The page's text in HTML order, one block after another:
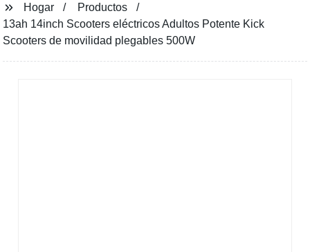
Hogar
Productos
13ah 14inch Scooters eléctricos Adultos Potente Kick
Scooters de movilidad plegables 500W